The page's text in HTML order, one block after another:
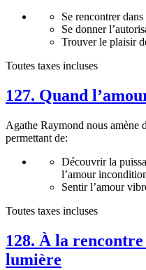
Se rencontrer
Se donner
Trouver le plaisir
Toutes taxes incluses
127. Quand
Agathe Raymond nous amène
permettant de:
Découvrir la
l’amour
Sentir l’amour
Toutes taxes incluses
128. À la
lumière